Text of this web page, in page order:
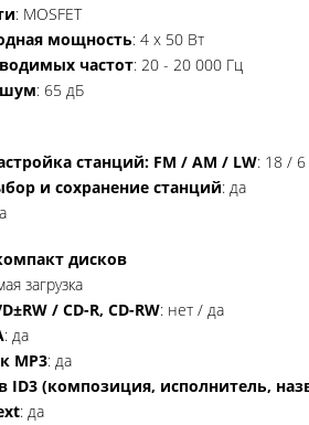
: MOSFET
мощность: 4 х 50 Вт
частот: 20 - 20 000 Гц
шум: 65 дБ
станций: FM / AM / LW: 18 /
и сохранение станций: да
дисков
загрузка
/ CD-R, CD-RW: нет / да
: да
MP3: да
(композиция, исполнитель,
: да